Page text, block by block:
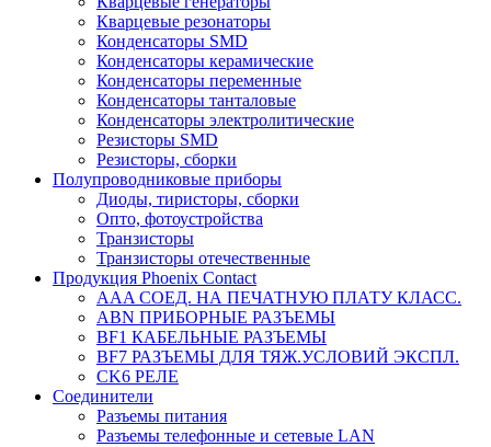
Кварцевые резонаторы
Конденсаторы SMD
Конденсаторы керамические
Конденсаторы переменные
Конденсаторы танталовые
Конденсаторы электролитические
Резисторы SMD
Резисторы, сборки
Полупроводниковые приборы
Диоды, тиристоры, сборки
Опто, фотоустройства
Транзисторы
Транзисторы отечественные
Продукция Phoenix Contact
AAA СОЕД. НА ПЕЧАТНУЮ ПЛАТУ КЛАСС.
ABN ПРИБОРНЫЕ РАЗЪЕМЫ
BF1 КАБЕЛЬНЫЕ РАЗЪЕМЫ
BF7 РАЗЪЕМЫ ДЛЯ ТЯЖ.УСЛОВИЙ ЭКСПЛ.
CK6 РЕЛЕ
Соединители
Разъемы питания
Разъемы телефонные и сетевые LAN